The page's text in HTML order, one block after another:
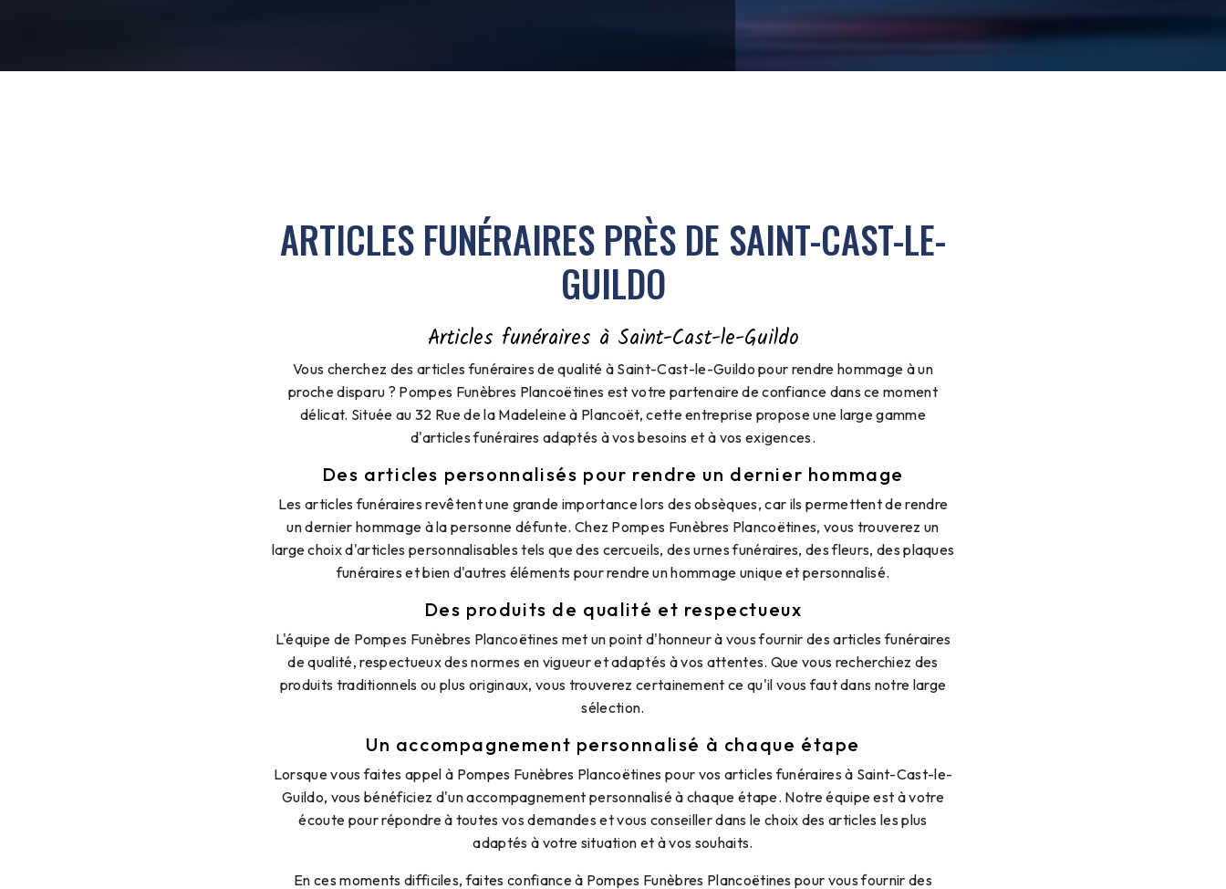
ARTICLES FUNÉRAIRES PRÈS DE SAINT-CAST-LE-
GUILDO
Articles funéraires à Saint-Cast-le-Guildo
Vous cherchez des articles funéraires de qualité à Saint-Cast-le-Guildo pour rendre hommage à un
proche disparu ? Pompes Funèbres Plancoëtines est votre partenaire de confiance dans ce moment
délicat. Située au 32 Rue de la Madeleine à Plancoët, cette entreprise propose une large gamme
d'articles funéraires adaptés à vos besoins et à vos exigences.
Des articles personnalisés pour rendre un dernier hommage
Les articles funéraires revêtent une grande importance lors des obsèques, car ils permettent de rendre
un dernier hommage à la personne défunte. Chez Pompes Funèbres Plancoëtines, vous trouverez un
large choix d'articles personnalisables tels que des cercueils, des urnes funéraires, des fleurs, des plaques
funéraires et bien d'autres éléments pour rendre un hommage unique et personnalisé.
Des produits de qualité et respectueux
L'équipe de Pompes Funèbres Plancoëtines met un point d'honneur à vous fournir des articles funéraires
de qualité, respectueux des normes en vigueur et adaptés à vos attentes. Que vous recherchiez des
produits traditionnels ou plus originaux, vous trouverez certainement ce qu'il vous faut dans notre large
sélection.
Un accompagnement personnalisé à chaque étape
Lorsque vous faites appel à Pompes Funèbres Plancoëtines pour vos articles funéraires à Saint-Cast-le-
Guildo, vous bénéficiez d'un accompagnement personnalisé à chaque étape. Notre équipe est à votre
écoute pour répondre à toutes vos demandes et vous conseiller dans le choix des articles les plus
adaptés à votre situation et à vos souhaits.
En ces moments difficiles, faites confiance à Pompes Funèbres Plancoëtines pour vous fournir des